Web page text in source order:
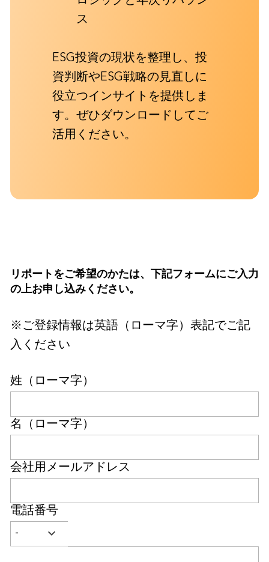
ス
ESG投資の現状を整理し、投
資判断やESG戦略の見直しに
役立つインサイトを提供しま
す。ぜひダウンロードしてご
活用ください。
リポートをご希望のかたは、下記フォームにご入力
の上お申し込みください。
※ご登録情報は英語（ローマ字）表記でご記
入ください
姓（ローマ字）
名（ローマ字）
会社用メールアドレス
電話番号